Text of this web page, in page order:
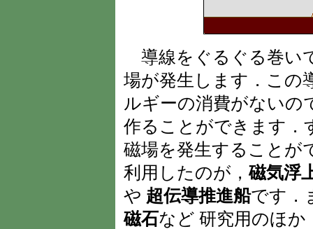
導線をぐるぐる巻い
場が発生します．この
ルギーの消費がないの
作ることができます．
磁場を発生することが
利用したのが，磁気浮
や 超伝導推進船です．
磁石など 研究用のほか